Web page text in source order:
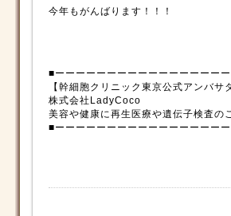
今年もがんばります！！！
■ーーーーーーーーーーーーーーーー
【幹細胞クリニック東京公式アンバサ
株式会社LadyCoco
美容や健康に再生医療や遺伝子検査の
■ーーーーーーーーーーーーーーーー